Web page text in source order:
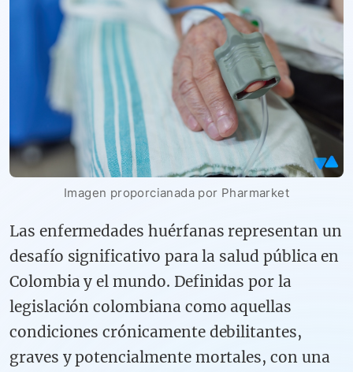
Imagen proporcianada por Pharmarket
Las enfermedades huérfanas representan un
desafío significativo para la salud pública en
Colombia y el mundo. Definidas por la
legislación colombiana como aquellas
condiciones crónicamente debilitantes,
graves y potencialmente mortales, con una